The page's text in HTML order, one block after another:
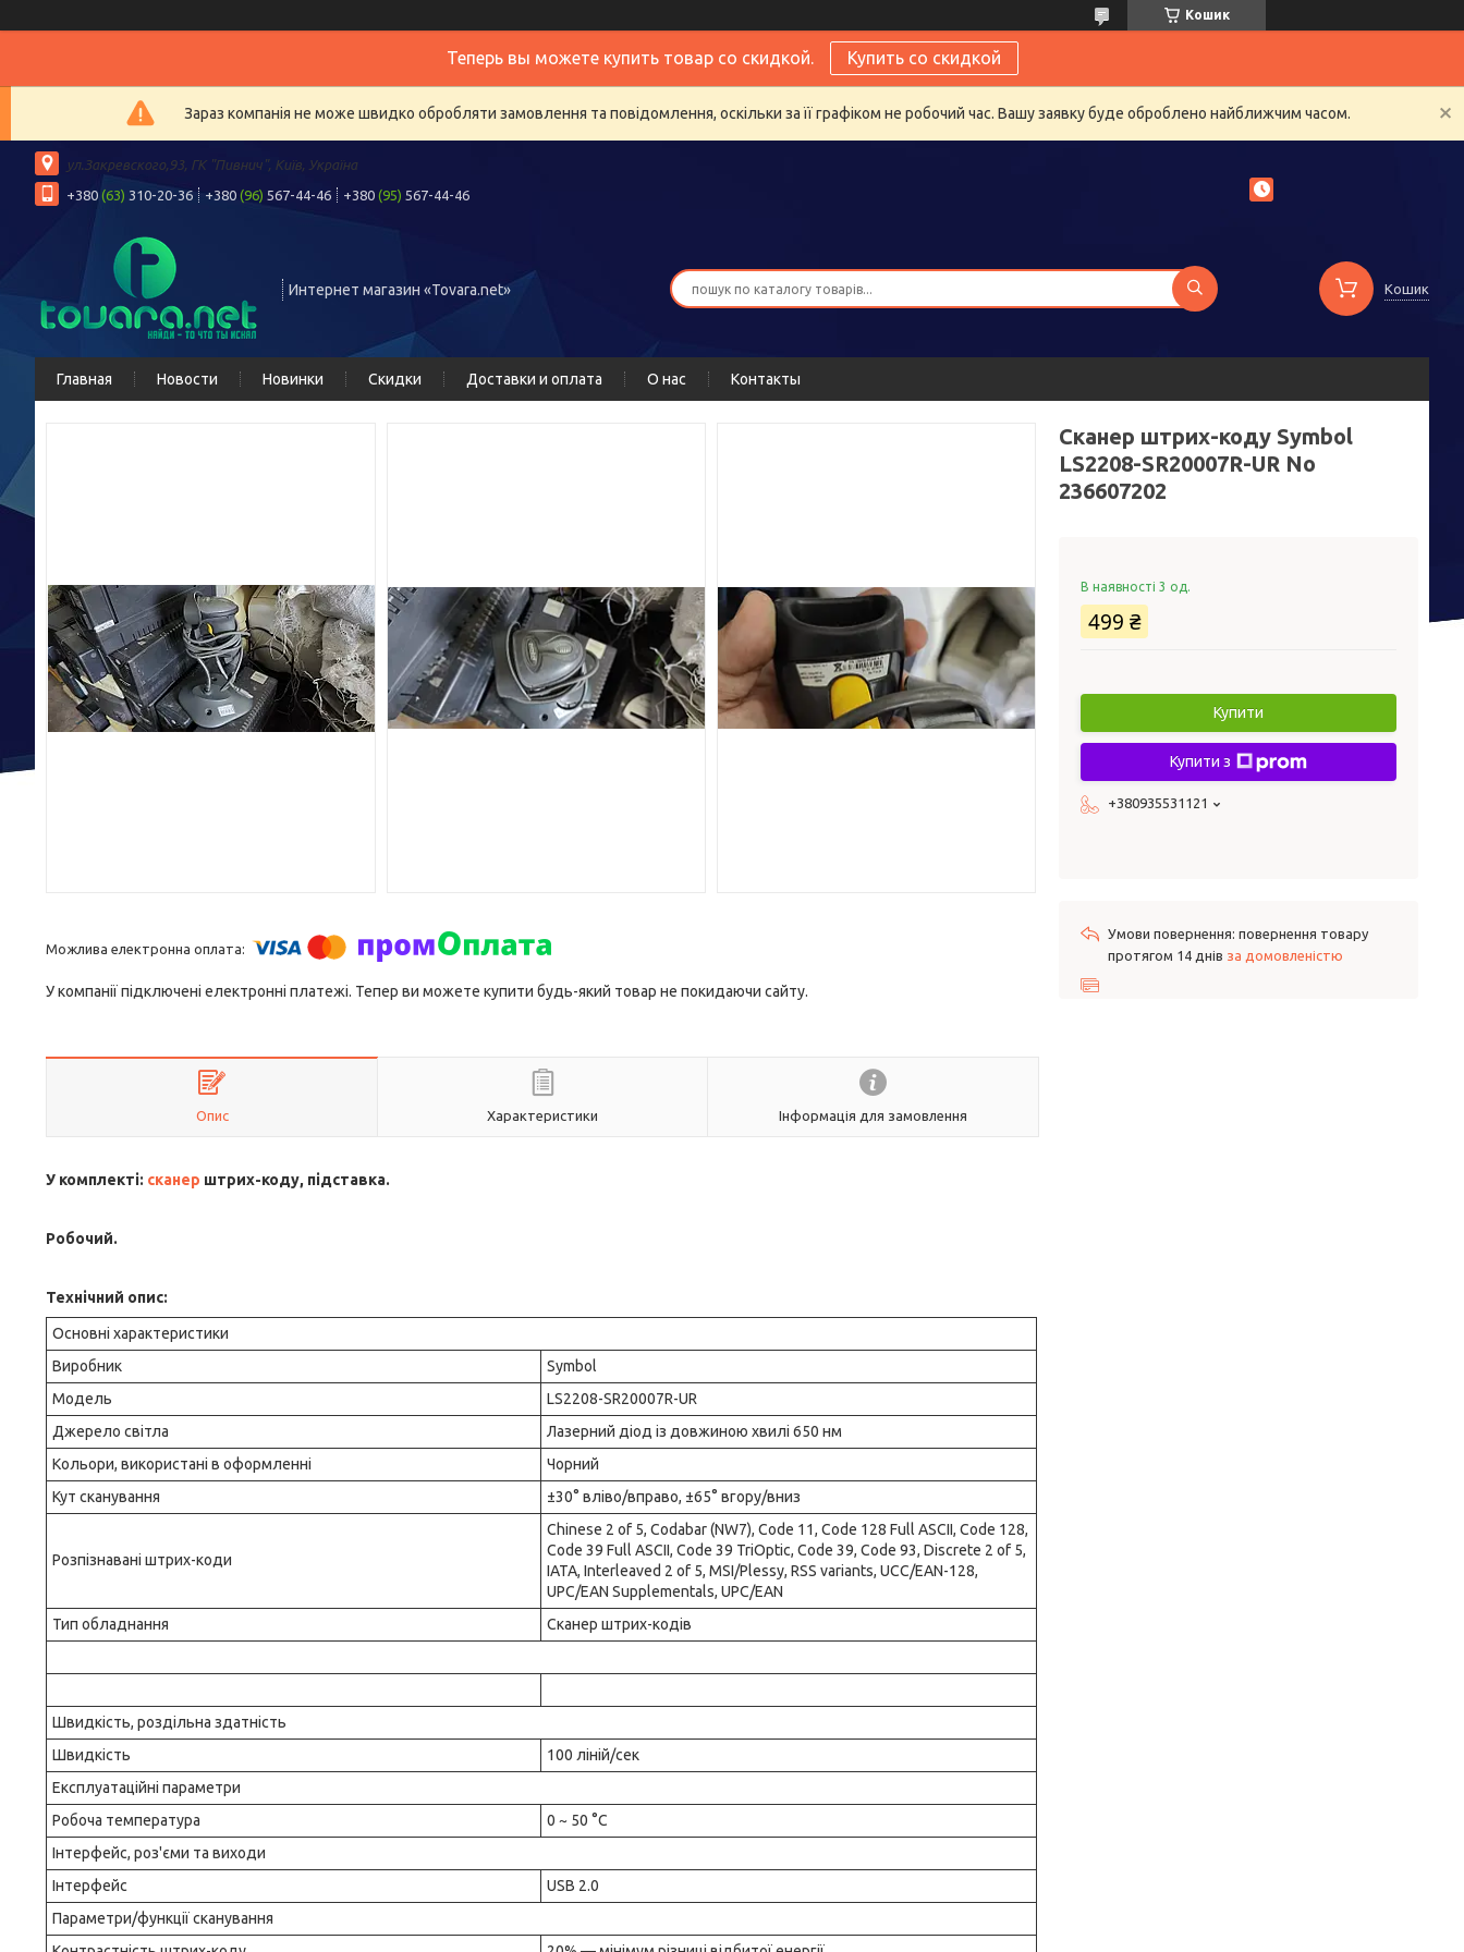
Кошик
Теперь вы можете купить товар со скидкой. Купить со скидкой
Зараз компанія не може швидко обробляти замовлення та повідомлення, оскільки за її графіком не робочий час. Вашу заявку буде оброблено найближчим часом.
ул.Закревского,93, ГК "Пивнич", Київ, Україна
+380 (63) 310-20-36 +380 (96) 567-44-46 +380 (95) 567-44-46
Интернет магазин «Tovara.net» Кошик
Главная Новости Новинки Скидки Доставки и оплата О нас Контакты
У компанії підключені електронні платежі. Тепер ви можете купити будь-який товар не покидаючи сайту.
Опис Характеристики Інформація для замовлення
У комплекті: сканер штрих-коду, підставка.
Робочий.
Технічний опис:
Основні характеристики
Виробник
Symbol
Модель
LS2208-SR20007R-UR
Джерело світла
Лазерний діод із довжиною хвилі 650 нм
Кольори, використані в оформленні
Чорний
Кут сканування
±30° вліво/вправо, ±65° вгору/вниз
Розпізнавані штрих-коди
Chinese 2 of 5, Codabar (NW7), Code 11, Code 128 Full ASCII, Code 128,
Code 39 Full ASCII, Code 39 TriOptic, Code 39, Code 93, Discrete 2 of 5,
IATA, Interleaved 2 of 5, MSI/Plessy, RSS variants, UCC/EAN-128,
UPC/EAN Supplementals, UPC/EAN
Тип обладнання
Сканер штрих-кодів
Швидкість, роздільна здатність
Швидкість
100 ліній/сек
Експлуатаційні параметри
Робоча температура
0 ~ 50 °C
Інтерфейс, роз'єми та виходи
Інтерфейс
USB 2.0
Параметри/функції сканування
Сканер штрих-коду Symbol
LS2208-SR20007R-UR No
236607202
В наявності 3 од.
499 ₴
Купити
Купити з
+380935531121
повернення товару
протягом 14 днів за домовленістю